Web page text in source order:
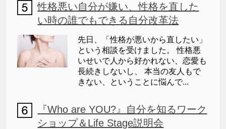
性格悪い自分が嫌い、性格を直した
い時の誰でもできる自分改革法
先日、「性格が悪いから直したい」
という相談を受けました。 性格悪
いせいで人から好かれない、恋愛も
長続きしないし、 本当の友人もで
きない、ということに悩んで...
『Who are YOU?』自分を知るワーク
ショップ＆Life Stage説明会